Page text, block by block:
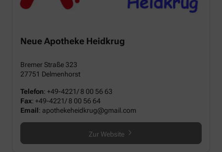
Neue Apotheke Heidkrug
Bremer Straße 323
27751 Delmenhorst
Telefon: +49-4221/ 8 00 56 63
Fax: +49-4221/ 8 00 56 64
Email: apothekeheidkrug@gmail.com
Zur Website